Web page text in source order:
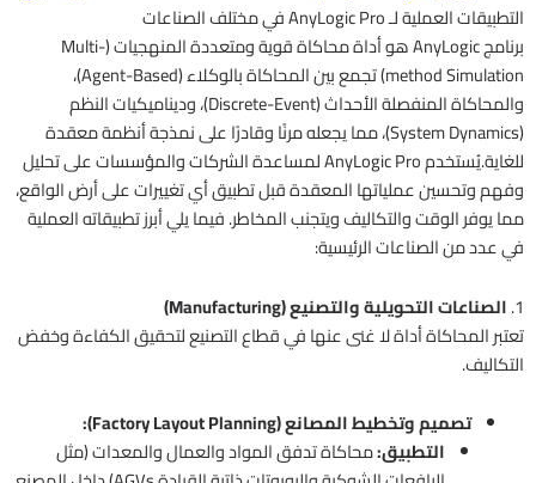
التطبيقات العملية لـ AnyLogic Pro في مختلف الصناعات
برنامج AnyLogic هو أداة محاكاة قوية ومتعددة المنهجيات (Multi-
method Simulation) تجمع بين المحاكاة بالوكلاء (Agent-Based)،
والمحاكاة المنفصلة الأحداث (Discrete-Event)، وديناميكيات النظم
(System Dynamics)، مما يجعله مرنًا وقادرًا على نمذجة أنظمة معقدة
للغاية.يُستخدم AnyLogic Pro لمساعدة الشركات والمؤسسات على تحليل
وفهم وتحسين عملياتها المعقدة قبل تطبيق أي تغييرات على أرض الواقع،
مما يوفر الوقت والتكاليف ويتجنب المخاطر. فيما يلي أبرز تطبيقاته العملية
في عدد من الصناعات الرئيسية:
1. الصناعات التحويلية والتصنيع (Manufacturing)
تعتبر المحاكاة أداة لا غنى عنها في قطاع التصنيع لتحقيق الكفاءة وخفض
التكاليف.
تصميم وتخطيط المصانع (Factory Layout Planning):
التطبيق:محاكاة تدفق المواد والعمال والمعدات (مثل